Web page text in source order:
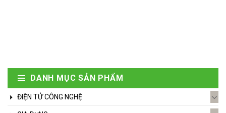
DANH MỤC SẢN PHẨM
ĐIỆN TỬ CÔNG NGHỆ